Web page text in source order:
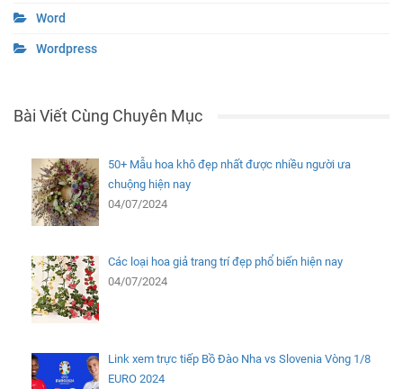
Word
Wordpress
Bài Viết Cùng Chuyên Mục
50+ Mẫu hoa khô đẹp nhất được nhiều người ưa
chuộng hiện nay
04/07/2024
Các loại hoa giả trang trí đẹp phổ biến hiện nay
04/07/2024
Link xem trực tiếp Bồ Đào Nha vs Slovenia Vòng 1/8
EURO 2024